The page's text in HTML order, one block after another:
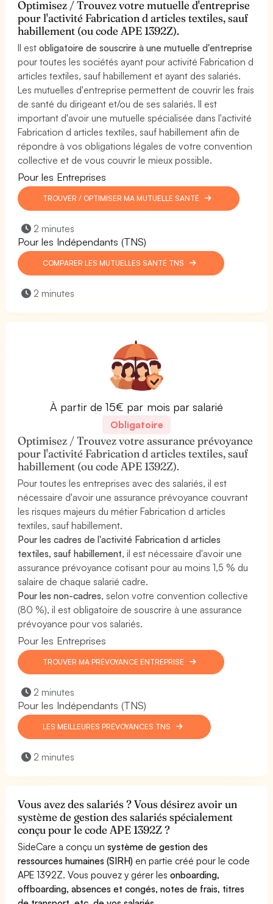
Optimisez / Trouvez votre mutuelle d'entreprise
pour l'activité Fabrication d articles textiles, sauf
habillement (ou code APE 1392Z).
Il estobligatoire de souscrire à une mutuelle d'entreprise
pour toutes les sociétés ayant pour activité Fabrication d
articles textiles, sauf habillement et ayant des salariés.
Les mutuelles d'entreprise permettent de couvrir les frais
de santé du dirigeant et/ou de ses salariés. Il est
important d'avoir une mutuelle spécialisée dans l'activité
Fabrication d articles textiles, sauf habillement afin de
répondre à vos obligations légales de votre convention
collective et de vous couvrir le mieux possible.
Pour les Entreprises
TROUVER / OPTIMISER MA MUTUELLE SANTÉ
2 minutes
Pour les Indépendants (TNS)
COMPARER LES MUTUELLES SANTÉ TNS
2 minutes
À partir de 15€ par mois par salarié
Obligatoire
Optimisez / Trouvez votre assurance prévoyance
pour l'activité Fabrication d articles textiles, sauf
habillement (ou code APE 1392Z).
Pour toutes les entreprises avec des salariés, il est
nécessaire d'avoir une assurance prévoyance couvrant
les risques majeurs du métier Fabrication d articles
textiles, sauf habillement.
Pour les cadres de l'activité Fabrication d articles
textiles, sauf habillement, il est nécessaire d'avoir une
assurance prévoyance cotisant pour au moins 1,5 % du
salaire de chaque salarié cadre.
Pour les non-cadres, selon votre convention collective
(80 %), il est obligatoire de souscrire à une assurance
prévoyance pour vos salariés.
Pour les Entreprises
TROUVER MA PRÉVOYANCE ENTREPRISE
2 minutes
Pour les Indépendants (TNS)
LES MEILLEURES PRÉVOYANCES TNS
2 minutes
Vous avez des salariés ? Vous désirez avoir un
système de gestion des salariés spécialement
conçu pour le code APE 1392Z ?
SideCare a conçu unsystème de gestion des
ressources humaines (SIRH) en partie créé pour le code
APE 1392Z. Vous pouvez y gérer lesonboarding,
offboarding, absences et congés, notes de frais, titres